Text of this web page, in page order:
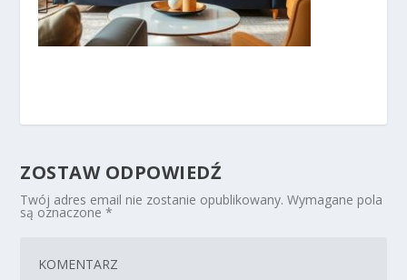
ZOSTAW ODPOWIEDŹ
Twój adres email nie zostanie opublikowany. Wymagane pola
są oznaczone*